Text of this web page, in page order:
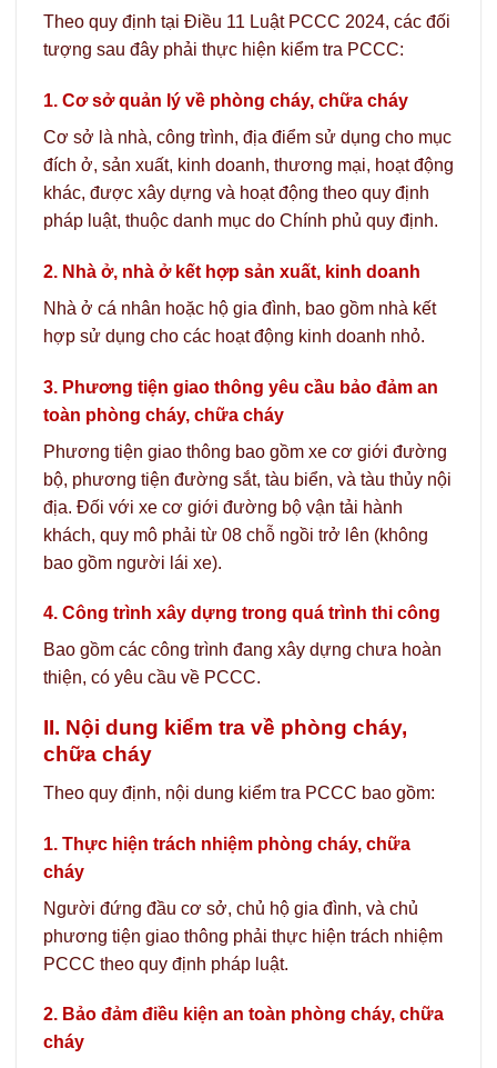
Theo quy định tại Điều 11 Luật PCCC 2024, các đối
tượng sau đây phải thực hiện kiểm tra PCCC:
1. Cơ sở quản lý về phòng cháy, chữa cháy
Cơ sở là nhà, công trình, địa điểm sử dụng cho mục
đích ở, sản xuất, kinh doanh, thương mại, hoạt động
khác, được xây dựng và hoạt động theo quy định
pháp luật, thuộc danh mục do Chính phủ quy định.
2. Nhà ở, nhà ở kết hợp sản xuất, kinh doanh
Nhà ở cá nhân hoặc hộ gia đình, bao gồm nhà kết
hợp sử dụng cho các hoạt động kinh doanh nhỏ.
3. Phương tiện giao thông yêu cầu bảo đảm an
toàn phòng cháy, chữa cháy
Phương tiện giao thông bao gồm xe cơ giới đường
bộ, phương tiện đường sắt, tàu biển, và tàu thủy nội
địa. Đối với xe cơ giới đường bộ vận tải hành
khách, quy mô phải từ 08 chỗ ngồi trở lên (không
bao gồm người lái xe).
4. Công trình xây dựng trong quá trình thi công
Bao gồm các công trình đang xây dựng chưa hoàn
thiện, có yêu cầu về PCCC.
II. Nội dung kiểm tra về phòng cháy,
chữa cháy
Theo quy định, nội dung kiểm tra PCCC bao gồm:
1. Thực hiện trách nhiệm phòng cháy, chữa
cháy
Người đứng đầu cơ sở, chủ hộ gia đình, và chủ
phương tiện giao thông phải thực hiện trách nhiệm
PCCC theo quy định pháp luật.
2. Bảo đảm điều kiện an toàn phòng cháy, chữa
cháy